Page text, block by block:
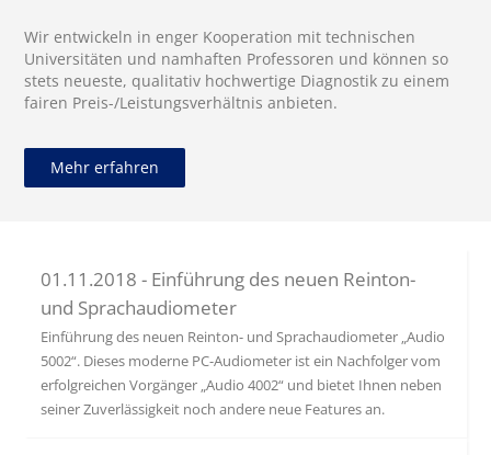
Wir entwickeln in enger Kooperation mit technischen
Universitäten und namhaften Professoren und können so
stets neueste, qualitativ hochwertige Diagnostik zu einem
fairen Preis-/Leistungsverhältnis anbieten.
Mehr erfahren
01.11.2018 - Einführung des neuen Reinton-
und Sprachaudiometer
Einführung des neuen Reinton- und Sprachaudiometer „Audio
5002“. Dieses moderne PC-Audiometer ist ein Nachfolger vom
erfolgreichen Vorgänger „Audio 4002“ und bietet Ihnen neben
seiner Zuverlässigkeit noch andere neue Features an.